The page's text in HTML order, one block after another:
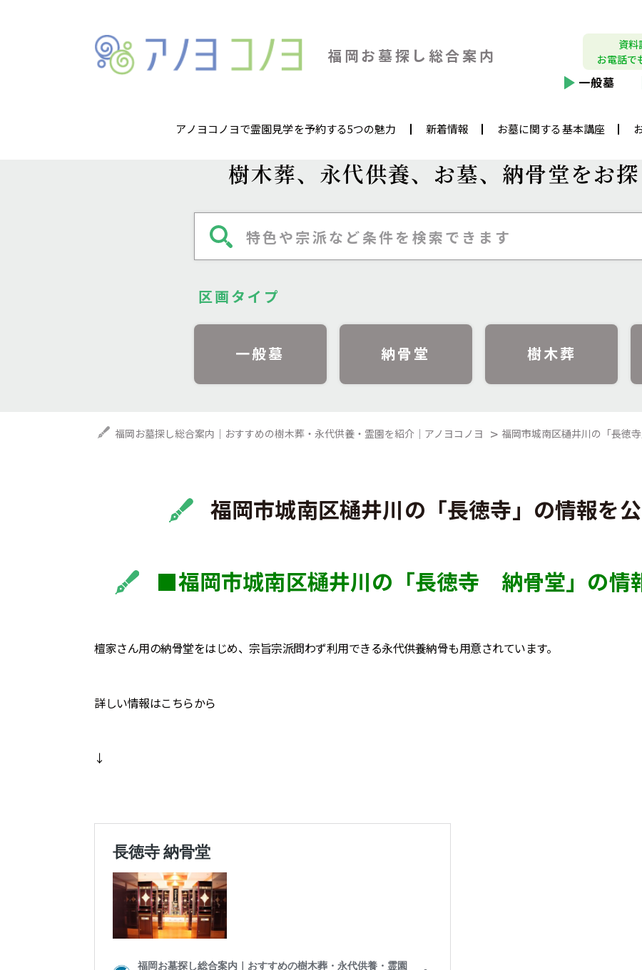
福岡お墓探し 総合案内
資料
お電話で
一般墓
アノヨコノヨで霊園見学を予約する5つの魅力 新着情報 お墓に関する基本講座
樹木葬、永代供養、 お墓、納骨堂をお
特色や宗派など条件を検索できます
区画タイプ
一般墓 納骨堂 樹木葬
福岡お墓探し総合案内｜おすすめの樹木葬・永代供養・霊園を紹介｜アノヨコノヨ 福岡市城南区樋井川の「長徳
福岡市城南区樋井川の「長徳寺」の情報を公
■福岡市城南区樋井川の「長徳寺 納骨堂」の情
檀家さん用の納骨堂をはじめ、宗旨宗派問わず利用できる永代供養納骨も用意されています。
詳しい情報はこちらから
↓